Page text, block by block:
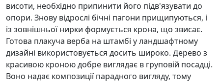
висоти, необхідно припинити його підв'язувати до
опори. Знову відрослі бічні пагони прищипуються, і
із зовнішньої нирки формується крона, що звисає.
Готова плакуча верба на штамбі у ландшафтному
дизайні використовується досить широко. Дерево з
красивою кроною добре виглядає в груповій посадці.
Воно надає композиції парадного вигляду, тому